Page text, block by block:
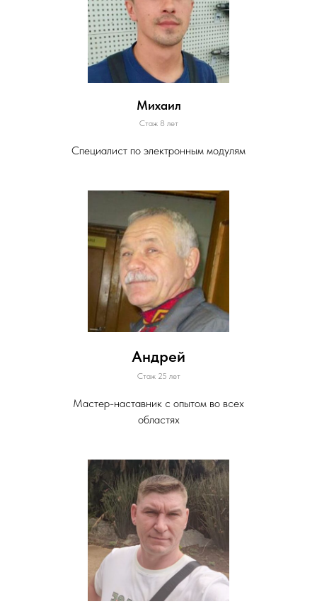
Михаил
Стаж 8 лет
Специалист по электронным модулям
Андрей
Стаж 25 лет
Мастер-наставник с опытом во всех
областях